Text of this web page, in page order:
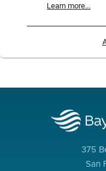
Learn more...
375
San